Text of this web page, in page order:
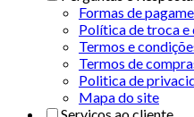
Formas de
Política de troca e
Termos e
Termos de
Politica de
Mapa do site